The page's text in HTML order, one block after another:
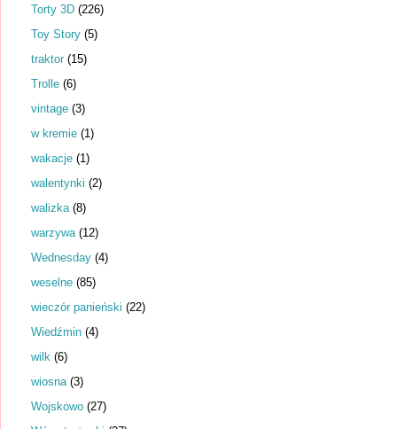
Torty 3D (226)
Toy Story (5)
traktor (15)
Trolle (6)
vintage (3)
w kremie (1)
wakacje (1)
walentynki (2)
walizka (8)
warzywa (12)
Wednesday (4)
weselne (85)
wieczór panieński (22)
Wiedźmin (4)
wilk (6)
wiosna (3)
Wojskowo (27)